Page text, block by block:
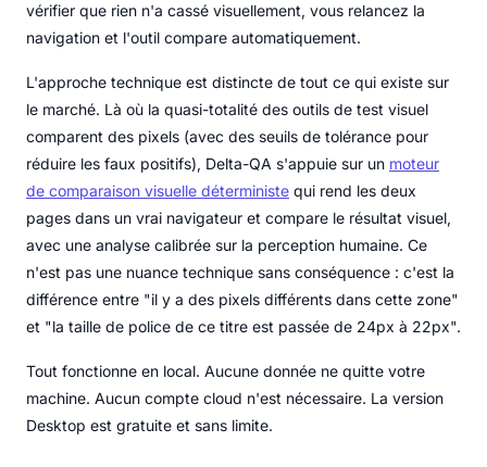
vérifier que rien n'a cassé visuellement, vous relancez la
navigation et l'outil compare automatiquement.
L'approche technique est distincte de tout ce qui existe sur
le marché. Là où la quasi-totalité des outils de test visuel
comparent des pixels (avec des seuils de tolérance pour
réduire les faux positifs), Delta-QA s'appuie sur un moteur
de comparaison visuelle déterministe qui rend les deux
pages dans un vrai navigateur et compare le résultat visuel,
avec une analyse calibrée sur la perception humaine. Ce
n'est pas une nuance technique sans conséquence : c'est la
différence entre "il y a des pixels différents dans cette zone"
et "la taille de police de ce titre est passée de 24px à 22px".
Tout fonctionne en local. Aucune donnée ne quitte votre
machine. Aucun compte cloud n'est nécessaire. La version
Desktop est gratuite et sans limite.